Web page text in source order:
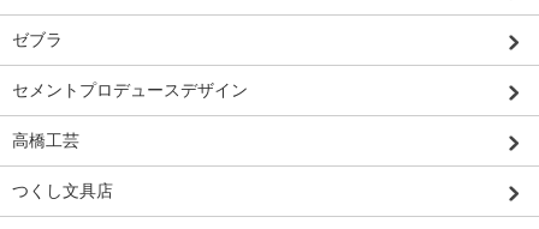
ゼブラ
セメントプロデュースデザイン
高橋工芸
つくし文具店